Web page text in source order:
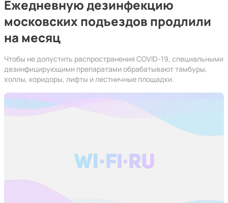
Ежедневную дезинфекцию
московских подъездов продлили
на месяц
Чтобы не допустить распространения COVID-19, специальными
дезинфицирующими препаратами обрабатывают тамбуры,
холлы, коридоры, лифты и лестничные площадки.